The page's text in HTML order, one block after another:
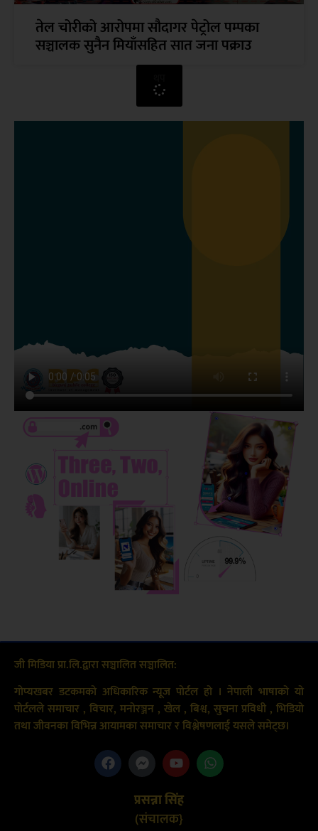
तेल चोरीको आरोपमा सौदागर पेट्रोल पम्पका
सञ्चालक सुनैन मियाँसहित सात जना पक्राउ
जी मिडिया प्रा.लि.द्वारा सञ्चालित सञ्चालित:
गोप्यखबर डटकमको अधिकारिक न्यूज पोर्टल हो । नेपाली भाषाको यो
पोर्टलले समाचार , विचार, मनोरञ्जन , खेल , बिश्व, सुचना प्रविधी , भिडियो
तथा जीवनका विभिन्न आयामका समाचार र विश्लेषणलाई यसले समेट्छ।
प्रसन्ना सिंह
(संचालक}